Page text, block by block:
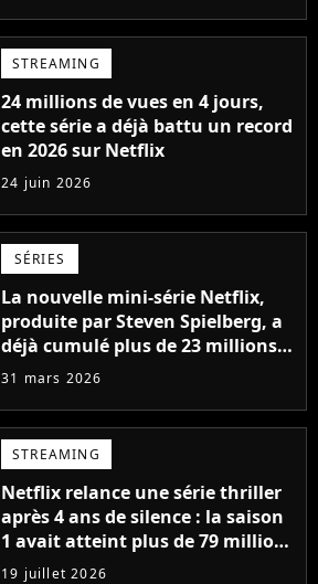
STREAMING
24 millions de vues en 4 jours,
cette série a déjà battu un record
en 2026 sur Netflix
24 juin 2026
SÉRIES
La nouvelle mini-série Netflix,
produite par Steven Spielberg, a
déjà cumulé plus de 23 millions
de vues
31 mars 2026
STREAMING
Netflix relance une série thriller
après 4 ans de silence : la saison
1 avait atteint plus de 79 millions
de vues
19 juillet 2026